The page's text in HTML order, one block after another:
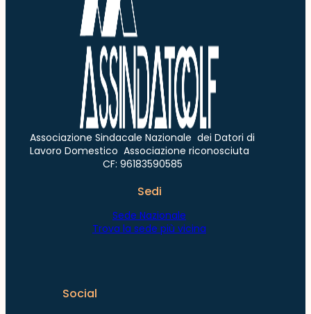
Associazione Sindacale Nazionale dei Datori di
Lavoro Domestico Associazione riconosciuta
CF: 96183590585
Sedi
Sede Nazionale
Trova la sede più vicina
Social